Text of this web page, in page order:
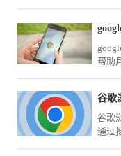
帮助
谷歌
谷歌
通过